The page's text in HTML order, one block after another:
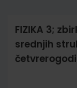
FIZIKA 3;
srednjih